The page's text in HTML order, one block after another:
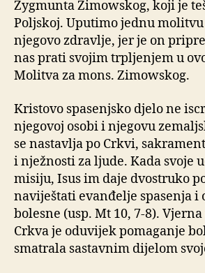
Zygmunta Zimowskog, koji je
Poljskoj. Uputimo jednu molitvu
njegovo zdravlje, jer je on
nas prati svojim trpljenjem u
Molitva za mons. Zimowskog.
Kristovo spasenjsko djelo ne
njegovoj osobi i njegovu
se nastavlja po Crkvi,
i nježnosti za ljude. Kada svoje
misiju, Isus im daje dvostruko
naviještati evanđelje spasenja i
bolesne (usp. Mt 10, 7-8).
Crkva je oduvijek pomaganje
smatrala sastavnim dijelom